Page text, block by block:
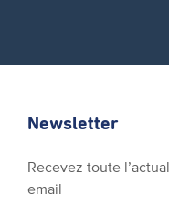
Newsletter
Recevez toute
email